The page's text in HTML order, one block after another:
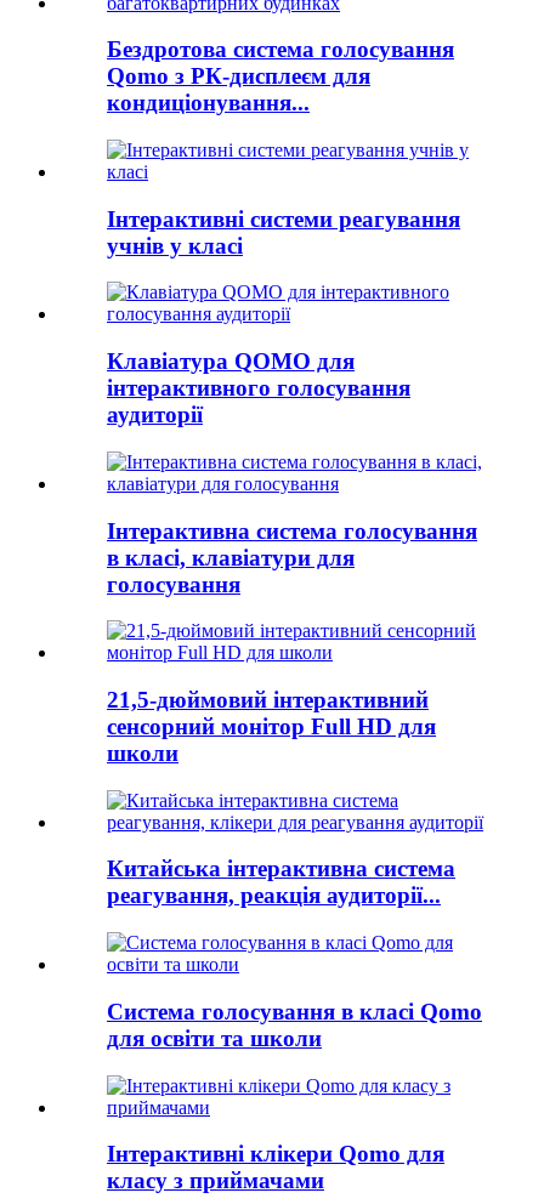
Бездротова система голосування
Qomo з РК-дисплеєм для
кондиціонування...
Інтерактивні системи реагування
учнів у класі
Клавіатура QOMO для
інтерактивного голосування
аудиторії
Інтерактивна система голосування
в класі, клавіатури для
голосування
21,5-дюймовий інтерактивний
сенсорний монітор Full HD для
школи
Китайська інтерактивна система
реагування, реакція аудиторії...
Система голосування в класі Qomo
для освіти та школи
Інтерактивні клікери Qomo для
класу з приймачами